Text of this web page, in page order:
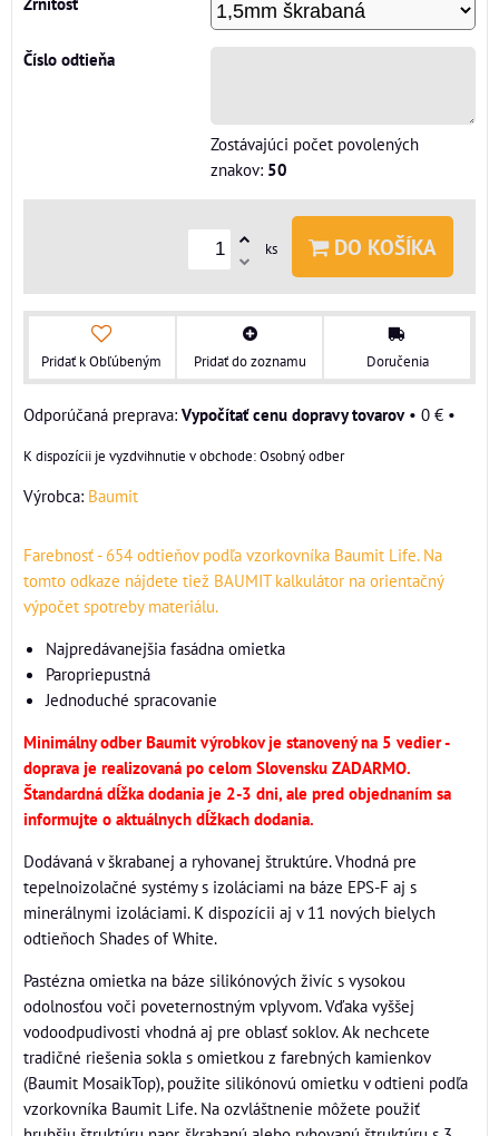
Číslo odtieňa
Zostávajúci počet povolených
znakov: 50
ks DO KOŠÍKA
Pridať k Obľúbeným Pridať do zoznamu Doručenia
Vypočítať cenu dopravy tovarov• 0 € •
Osobný odber
Výrobca: Baumit
Farebnosť - 654 odtieňov podľa vzorkovníka Baumit Life. Na
tomto odkaze nájdete tiež BAUMIT kalkulátor na orientačný
výpočet spotreby materiálu.
Najpredávanejšia fasádna omietka
Paropriepustná
Jednoduché spracovanie
Minimálny odber Baumit výrobkov je stanovený na 5 vedier -
doprava je realizovaná po celom Slovensku ZADARMO.
Štandardná dĺžka dodania je 2-3 dni, ale pred objednaním sa
informujte o aktuálnych dĺžkach dodania.
Dodávaná v škrabanej a ryhovanej štruktúre. Vhodná pre
tepelnoizolačné systémy s izoláciami na báze EPS-F aj s
minerálnymi izoláciami. K dispozícii aj v 11 nových bielych
odtieňoch Shades of White.
Pastézna omietka na báze silikónových živíc s vysokou
odolnosťou voči poveternostným vplyvom. Vďaka vyššej
vodoodpudivosti vhodná aj pre oblasť soklov. Ak nechcete
tradičné riešenia sokla s omietkou z farebných kamienkov
(Baumit MosaikTop), použite silikónovú omietku v odtieni podľa
vzorkovníka Baumit Life. Na ozvláštnenie môžete použiť